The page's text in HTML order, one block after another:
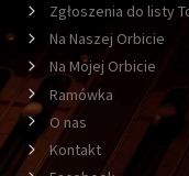
Zgłoszenia do listy
Na Naszej Orbicie
Na Mojej Orbicie
Ramówka
O nas
Kontakt